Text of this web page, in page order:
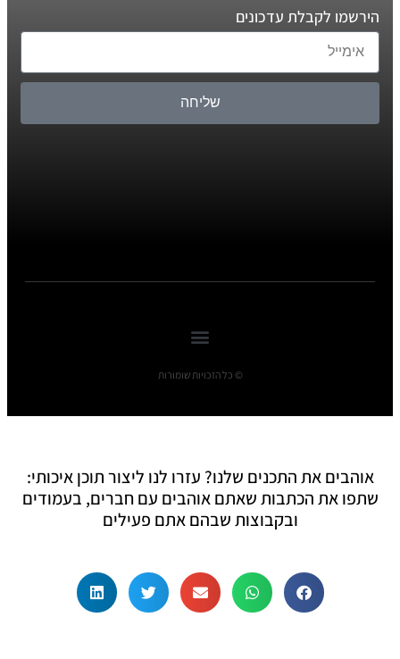
הירשמו לקבלת עדכונים
שליחה
© כל הזכויות שומורות
אוהבים את התכנים שלנו? עזרו לנו ליצור תוכן איכותי:
שתפו את הכתבות שאתם אוהבים עם חברים, בעמודים
ובקבוצות שבהם אתם פעילים